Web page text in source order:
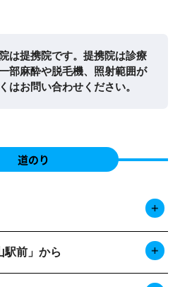
は提携院です。提携院は診療
部麻酔や脱毛機、照射範囲が
はお問い合わせください。
道のり
駅前」から